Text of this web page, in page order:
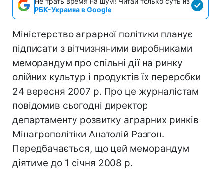
РБК-Украина в Google
Міністерство аграрної політики планує
підписати з вітчизняними виробниками
меморандум про спільні дії на ринку
олійних культур і продуктів їх переробки
24 вересня 2007 р. Про це журналістам
повідомив сьогодні директор
департаменту розвитку аграрних ринків
Мінагрополітіки Анатолій Разгон.
Передбачається, що цей меморандум
діятиме до 1 січня 2008 р.